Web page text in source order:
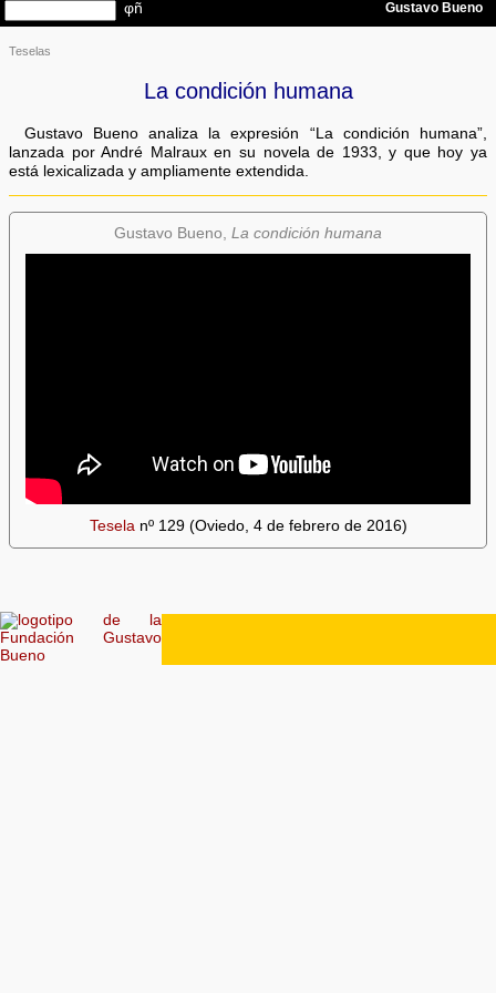
Teselas
La condición humana
Gustavo Bueno analiza la expresión “La condición humana”,
lanzada por André Malraux en su novela de 1933, y que hoy ya
está lexicalizada y ampliamente extendida.
Gustavo Bueno, La condición humana
Tesela nº 129 (Oviedo, 4 de febrero de 2016)